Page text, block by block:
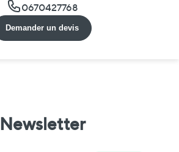
0670427768
Demander un devis
Newsletter